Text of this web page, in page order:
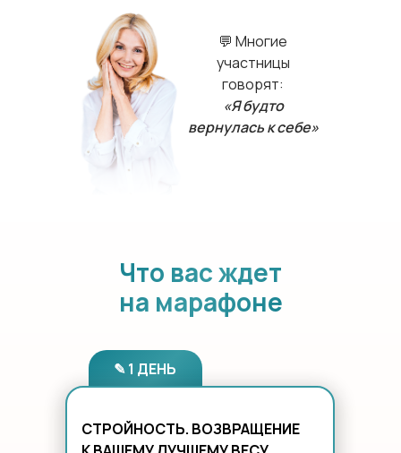
💬 Многие
участницы
говорят:
«Я будто
вернулась к себе»
Что вас ждет
на марафоне
СТРОЙНОСТЬ. ВОЗВРАЩЕНИЕ
✎ 1 ДЕНЬ